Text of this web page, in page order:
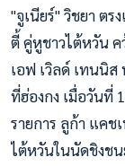
"จูเนียร์" วิชยา ต
ตี้ คู่หูชาวไต้หวัน
เอฟ เวิลด์ เทนนิส
ที่ฮ่องกง เมื่อวันที่
รายการ ลูก้า แคช
ไต้หวันในนัดชิงชน